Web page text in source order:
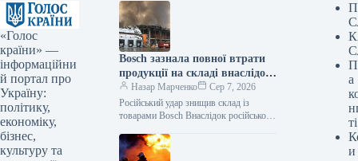
«Голос
країни» —
інформаційни
й портал про
Україну:
політику,
економіку,
бізнес,
культуру та
Bosch зазнала повної втрати
продукції на складі внаслідок
російського нападу
Назар Марченко
Сер 7, 2026
Російський удар знищив склад із
товарами Bosch Внаслідок російської
партнера Bosch, де зберігалася
продукція. Як повідомляє Delo.ua,
а
ті
и